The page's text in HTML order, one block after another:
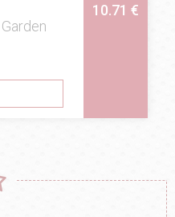
10.71 €